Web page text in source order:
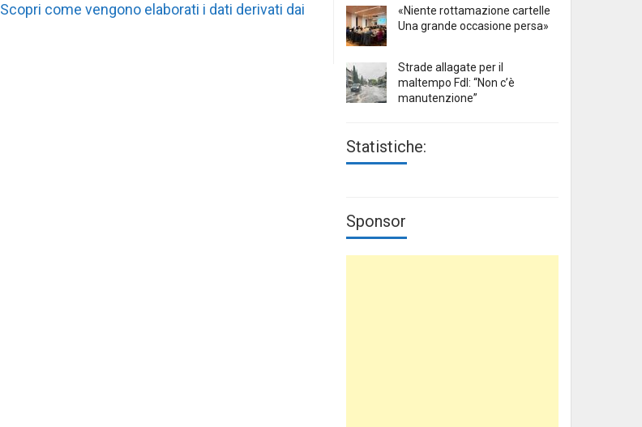
Scopri come vengono elaborati i dati derivati dai
«Niente rottamazione cartelle
Una grande occasione persa»
Strade allagate per il
maltempo FdI: “Non c’è
manutenzione”
Statistiche:
Sponsor